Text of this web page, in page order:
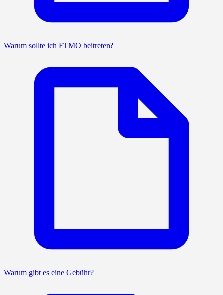
Warum sollte ich FTMO beitreten?
Warum gibt es eine Gebühr?